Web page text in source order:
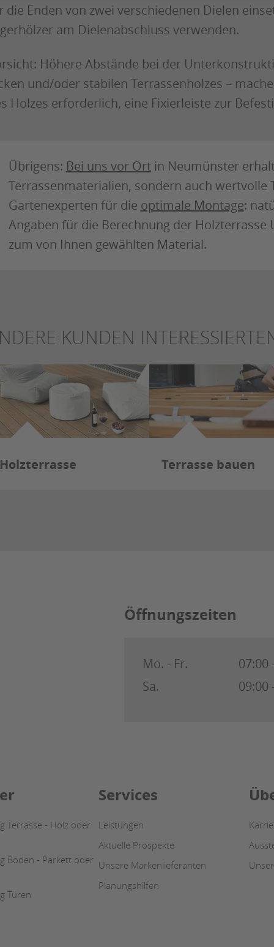
die Enden von zwei verschiedenen Dielen
am Dielenabschluss verwenden.
Höhere Abstände bei der
und/oder stabilen Terrassenholzes –
Holzes erforderlich, eine Fixierleiste zur
Übrigens: Bei uns vor Ortin Neumünster
Terrassenmaterialien, sondern auch wertvolle
Gartenexperten für die optimale Montage:
Angaben für die Berechnung der
zum von Ihnen gewählten Material.
KUNDEN
Terrasse bauen
Öffnungszeiten
Mo. - Fr.
07:00
Sa.
09:00
Terrasse - Holz oder
Böden - Parkett oder
Türen
Services
Leistungen
Aktuelle Prospekte
Unsere Markenlieferanten
Planungshilfen